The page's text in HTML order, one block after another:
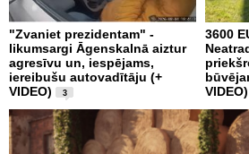
"Zvaniet prezidentam" -
likumsargi Āgenskalnā aiztur
agresīvu un, iespējams,
iereibušu autovadītāju (+
VIDEO)
3
3600
VIDEO)